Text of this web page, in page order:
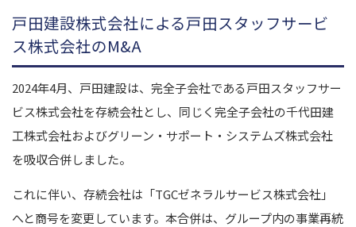
戸田建設株式会社による戸田スタッフサービ
ス株式会社のM&A
2024年4月、戸田建設は、完全子会社である戸田スタッフサー
ビス株式会社を存続会社とし、同じく完全子会社の千代田建
工株式会社およびグリーン・サポート・システムズ株式会社
を吸収合併しました。
これに伴い、存続会社は「TGCゼネラルサービス株式会社」
へと商号を変更しています。本合併は、グループ内の事業再統